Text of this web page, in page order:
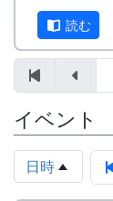
「加美町
ル」など
選考し、
蕎
10月9
10月
3月24
考会
4月
面式
読む
イベント
日時